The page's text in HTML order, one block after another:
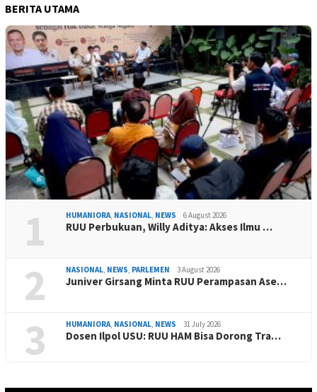
BERITA UTAMA
1 HUMANIORA NASIONAL NEWS 6 August 2026
RUU Perbukuan, Willy Aditya: Akses Ilmu …
2 NASIONAL NEWS PARLEMEN 3 August 2026
Juniver Girsang Minta RUU Perampasan Ase…
3 HUMANIORA NASIONAL NEWS 31 July 2026
Dosen Ilpol USU: RUU HAM Bisa Dorong Tra…